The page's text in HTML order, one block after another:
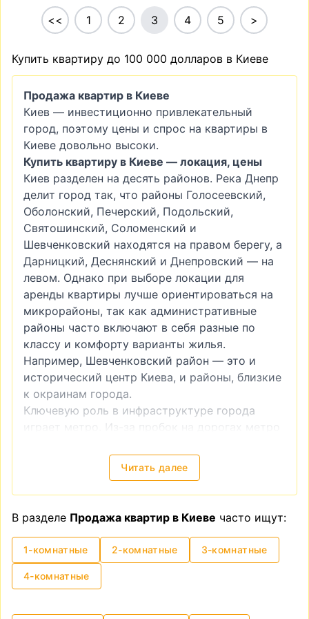
<< 1 2 3 4 5 >
Купить квартиру до 100 000 долларов в Киеве
Продажа квартир в Киеве
Киев — инвестиционно привлекательный
город, поэтому цены и спрос на квартиры в
Киеве довольно высоки.
Купить квартиру в Киеве — локация, цены
Киев разделен на десять районов. Река Днепр
делит город так, что районы Голосеевский,
Оболонский, Печерский, Подольский,
Святошинский, Соломенский и
Шевченковский находятся на правом берегу, а
Дарницкий, Деснянский и Днепровский — на
левом. Однако при выборе локации для
аренды квартиры лучше ориентироваться на
микрорайоны, так как административные
районы часто включают в себя разные по
классу и комфорту варианты жилья.
Например, Шевченковский район — это и
исторический центр Киева, и районы, близкие
к окраинам города.
Ключевую роль в инфраструктуре города
играет метро. Из-за пробок на дорогах метро
транспорта. Поэтому квартира возле метро
всегда будет более привлекательной как в
инвестиционном плане (например, если вы
планируете купить квартиру для последующей
сдачи в аренду), так и для собственного
проживания.
Продажа квартиры без посредников
недорого
Такой вопрос возникает довольно часто —
Читать далее
В разделе Продажа квартир в Киеве часто ищут:
1-комнатные 2-комнатные 3-комнатные
4-комнатные